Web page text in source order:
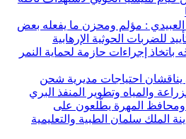
: مؤلم ومحزن ما يفعله بعض
للضربات الحوثية الإرهابية
باتخاذ إجراءات حازمة لحماية النمر
احتياجات مديرية شحن
والمياه وتطوير المنفذ البري
ومحافظ المهرة يطّلعون على
الملك سلمان الطبية والتعليمية